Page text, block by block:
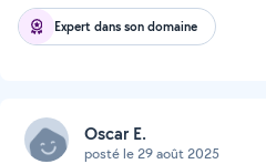
Expert dans son domaine
Oscar E.
posté le 29 août 2025